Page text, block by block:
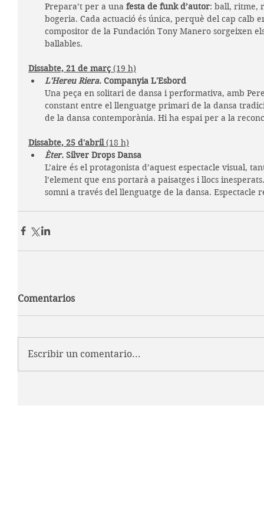
Prepara’t per a una festa de funk d’autor: ball, ritme,
bogeria. Cada actuació és única, perquè del cap calb
compositor de la Fundación Tony Manero sorgeixen
ballables.
Dissabte, 21 de març (19 h)
L'Hereu Riera. Companyia L'Esbord
Una peça en solitari de dansa i performativa, amb
constant entre el llenguatge primari de la dansa
de la dansa contemporània. Hi ha espai per a la
Dissabte, 25 d'abril (18 h)
Èter. Silver Drops Dansa
L’aire és el protagonista d’aquest espectacle visual,
l’element que ens portarà a paisatges i llocs
somni a través del llenguatge de la dansa. Espectacle
Comentarios
Escribir un comentario...